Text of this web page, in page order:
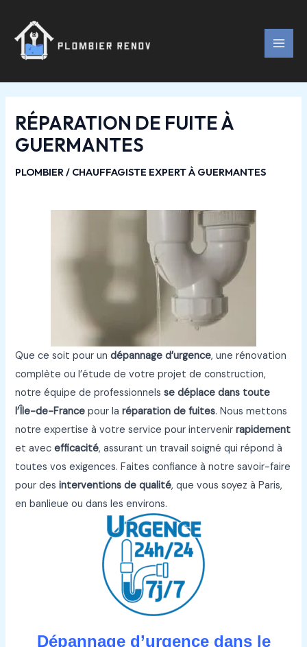
contenu
RÉPARATION DE FUITE À
GUERMANTES
PLOMBIER / CHAUFFAGISTE EXPERT À GUERMANTES
Que ce soit pour undépannage d’urgence, une rénovation
complète ou l’étude de votre projet de construction,
notre équipe de professionnelsse déplace dans toute
l’Île-de-France pour laréparation de fuites. Nous mettons
notre expertise à votre service pour intervenirrapidement
et avecefficacité, assurant un travail soigné qui répond à
toutes vos exigences. Faites confiance à notre savoir-faire
pour desinterventions de qualité, que vous soyez à Paris,
en banlieue ou dans les environs.
Dépannage d’urgence dans le
articles